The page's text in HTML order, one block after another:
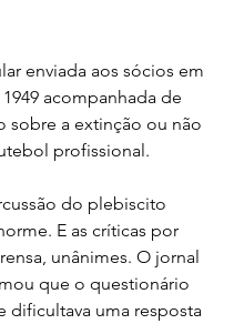
enviada aos sócios em
acompanhada de
sobre a extinção ou não
profissional.
E as críticas por
unânimes. O jornal
que o questionário
dificultava uma resposta